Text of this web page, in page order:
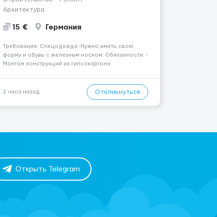
Архитектура
15 € Германия
Требования: Спецодежда: Нужно иметь свою
форму и обувь с железным носком. Обязанности: -
Монтаж конструкций из гипсокартона
Выполнение малярных работ (шпатлевка,
грунтовка, покраска); - Штукатурные работы ...
2 часа назад Откликнуться
Открыть Telegram